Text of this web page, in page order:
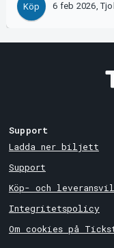
Köp 6 feb 2026,
Support
Ladda ner biljett
Support
Köp- och
Integritetspolicy
Om cookies på